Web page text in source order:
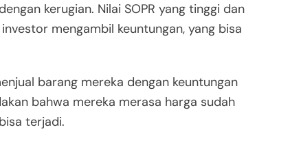
kerugian. Nilai SOPR yang tinggi dan
mengambil keuntungan, yang bisa
barang mereka dengan keuntungan
bahwa mereka merasa harga sudah
terjadi.